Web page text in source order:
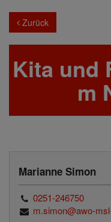
Zurück
Kita und
m
Marianne Simon
0251-246750
m.simon@awo-